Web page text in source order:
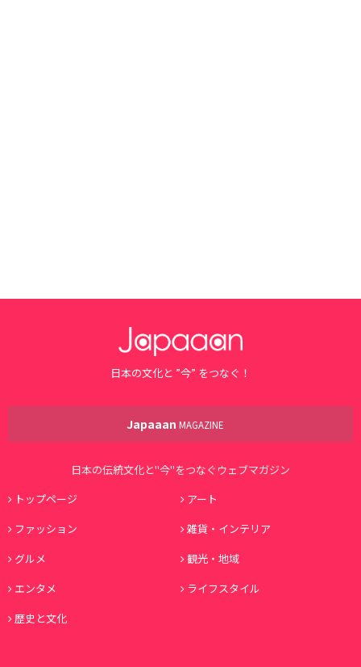
日本の文化と ”今” をつなぐ！
Japaaan MAGAZINE
日本の伝統文化と"今"をつなぐウェブマガジン
トップページ
アート
ファッション
雑貨・インテリア
グルメ
観光・地域
エンタメ
ライフスタイル
歴史と文化